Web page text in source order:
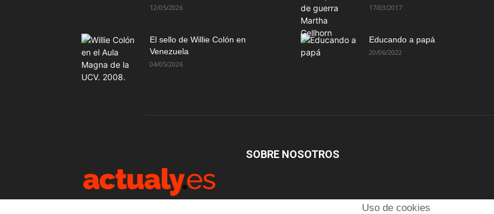
12/05/2026
El sello de Willie Colón en
Venezuela
04/05/2026
17/03/2017
Educando a papá
20/06/2022
SOBRE NOSOTROS
Uso de cookies